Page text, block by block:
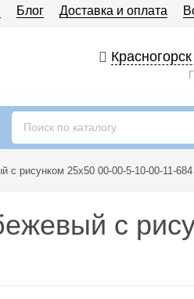
Блог Доставка и оплата
с рисунком 25x50 00-00-5-10-00-11-684
с